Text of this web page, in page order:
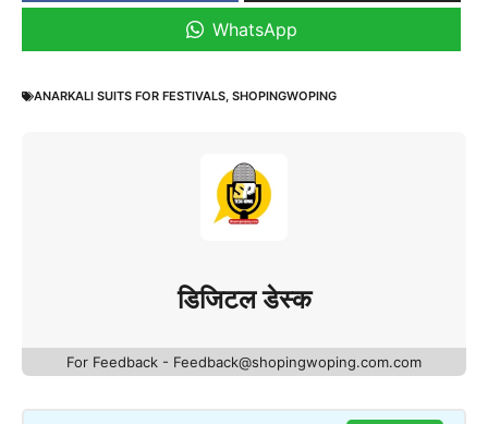
WhatsApp
ANARKALI SUITS FOR FESTIVALS, SHOPINGWOPING
डिजिटल डेस्क
For Feedback - Feedback@shopingwoping.com.com